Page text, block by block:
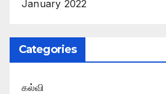
January 2022
Categories
கல்வி